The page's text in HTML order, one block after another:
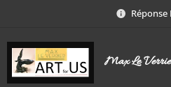
Réponse
Max Le